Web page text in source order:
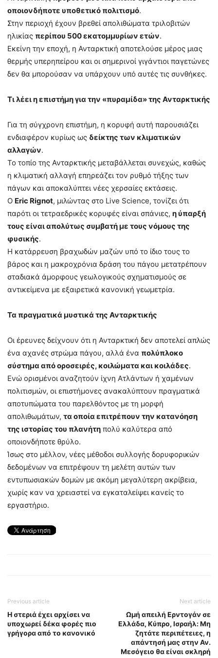
οποιονδήποτε υποθετικό πολιτισμό.
Στην περιοχή έχουν βρεθεί απολιθώματα τριλοβιτών
ηλικίας περίπου 500 εκατομμυρίων ετών.
Εκείνη την εποχή, η Ανταρκτική αποτελούσε μέρος μιας
θερμής υπερηπείρου και οι σημερινοί γιγάντιοι παγετώνες
δεν θα μπορούσαν να υπάρχουν υπό αυτές τις συνθήκες.
Τι λέει η επιστήμη για την «πυραμίδα» της Ανταρκτικής
Για τη σύγχρονη επιστήμη, η κορυφή αυτή παρουσιάζει
ενδιαφέρον κυρίως ως δείκτης των κλιματικών
αλλαγών.
Το τοπίο της Ανταρκτικής μεταβάλλεται συνεχώς, καθώς
η κλιματική αλλαγή επηρεάζει τον ρυθμό τήξης των
πάγων και αποκαλύπτει νέες χερσαίες εκτάσεις.
Ο Eric Rignot, μιλώντας στο Live Science, τονίζει ότι
παρότι οι τετραεδρικές κορυφές είναι σπάνιες, η ύπαρξή
τους είναι απολύτως συμβατή με τους νόμους της
φυσικής.
Η κατάρρευση βραχωδών μαζών υπό το ίδιο τους το
βάρος και η μακροχρόνια δράση του πάγου μετατρέπουν
σταδιακά άμορφους γεωλογικούς σχηματισμούς σε
αντικείμενα με εξαιρετικά κανονική γεωμετρία.
Τα πραγματικά μυστικά της Ανταρκτικής
Οι έρευνες δείχνουν ότι η Ανταρκτική δεν αποτελεί απλώς
ένα αχανές στρώμα πάγου, αλλά ένα πολύπλοκο
σύστημα από οροσειρές, κοιλώματα και κοιλάδες.
Ενώ ορισμένοι αναζητούν ίχνη Ατλάντων ή χαμένων
πολιτισμών, οι επιστήμονες ανακαλύπτουν πραγματικά
αποτυπώματα του παρελθόντος με τη μορφή
απολιθωμάτων, τα οποία επιτρέπουν την κατανόηση
της ιστορίας του πλανήτη πολύ καλύτερα από
οποιονδήποτε θρύλο.
Ίσως στο μέλλον, νέες μέθοδοι συλλογής δορυφορικών
δεδομένων να επιτρέψουν τη μελέτη αυτών των
εντυπωσιακών δομών με ακόμη μεγαλύτερη ακρίβεια,
χωρίς καν να χρειαστεί να εγκαταλείψει κανείς το
εργαστήριο.
Previous article
Η στεριά έχει αρχίσει να
υποχωρεί δέκα φορές πιο
γρήγορα από το κανονικό
Next article
Ωμή απειλή Eρντογάν σε
Ελλάδα, Κύπρο, Ισραήλ: Μη
ζητάτε περιπέτειες, η
απάντησή μας στην Αν.
Μεσόγειο θα είναι σκληρή